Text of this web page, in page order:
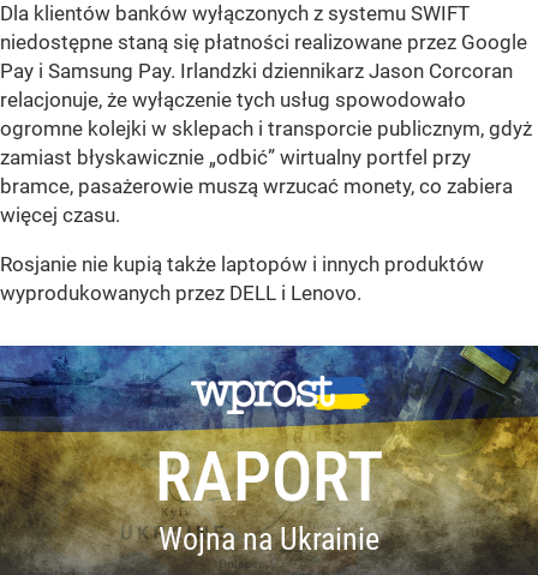
Dla klientów banków wyłączonych z systemu SWIFT
niedostępne staną się płatności realizowane przez Google
Pay i Samsung Pay. Irlandzki dziennikarz Jason Corcoran
relacjonuje, że wyłączenie tych usług spowodowało
ogromne kolejki w sklepach i transporcie publicznym, gdyż
zamiast błyskawicznie „odbić” wirtualny portfel przy
bramce, pasażerowie muszą wrzucać monety, co zabiera
więcej czasu.
Rosjanie nie kupią także laptopów i innych produktów
wyprodukowanych przez DELL i Lenovo.
RAPORT
Wojna na Ukrainie